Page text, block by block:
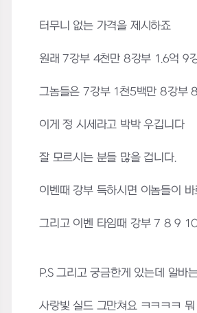
터무니 없는 가격을 제시하죠
원래 7강부 4천만 8강부 1.6억 9
그놈들은 7강부 1천5백만 8강부
이게 정 시세라고 박박 우깁니다
잘 모르시는 분들 많을 겁니다.
이벤때 강부 득하시면 이놈들이
그리고 이벤 타임때 강부 7 8 9
P.S 그리고 궁금한게 있는데 알
사랑빛 실드 그만쳐요 ㅋㅋㅋㅋ